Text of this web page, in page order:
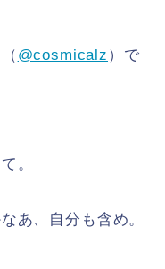
@cosmicalz ）で
。
あ、自分も含め。